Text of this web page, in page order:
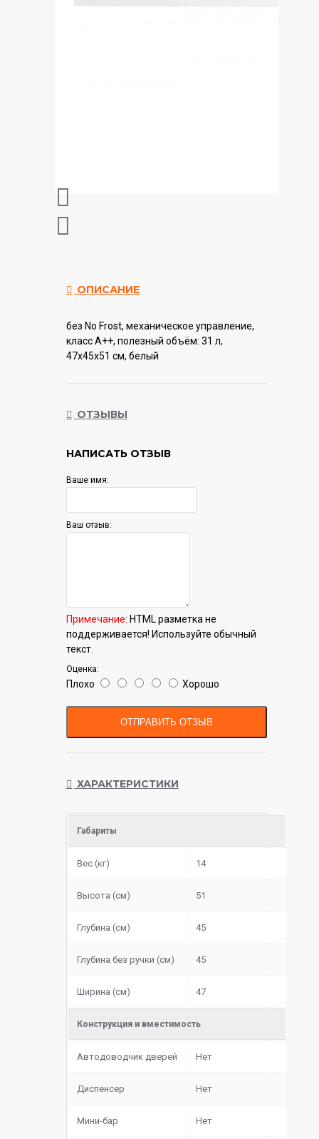
ОПИСАНИЕ
без No Frost, механическое управление,
класс A++, полезный объём: 31 л,
47x45x51 см, белый
ОТЗЫВЫ
НАПИСАТЬ ОТЗЫВ
Ваше имя:
Ваш отзыв:
Примечание: HTML разметка не
поддерживается! Используйте обычный
текст.
Оценка:
Плохо Хорошо
ОТПРАВИТЬ ОТЗЫВ
ХАРАКТЕРИСТИКИ
Габариты
Вес (кг) 14
Высота (см) 51
Глубина (см) 45
Глубина без ручки (см) 45
Ширина (см) 47
Конструкция и вместимость
Автодоводчик дверей Нет
Диспенсер Нет
Мини-бар Нет